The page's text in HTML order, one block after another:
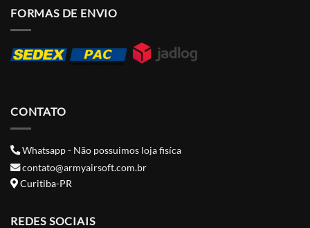
FORMAS DE ENVIO
CONTATO
Whatsapp - Não possuimos loja fisíca
contato@armyairsoft.com.br
Curitiba-PR
REDES SOCIAIS